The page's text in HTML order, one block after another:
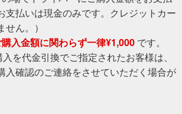
支払いは現金のみです。クレジットカー
ん。）
入金額に関わらず一律¥1,000です。
を代金引換でご指定されたお客様は、
入確認のご連絡をさせていただく場合が